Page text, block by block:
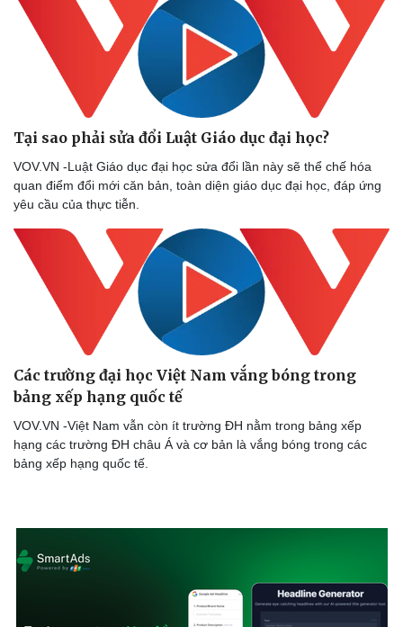
Sức khỏe
Dinh dưỡng - món ngon
Sản phụ khoa
Nam khoa
Làm đẹp - giảm cân
Phòng mạch online
Ăn sạch sống khỏe
Đời sống
Nhà đẹp
Blog
Tình yêu - Gia đình
Tại sao phải sửa đổi Luật Giáo dục đại học?
VOV.VN -Luật Giáo dục đại học sửa đổi lần này sẽ thể chế hóa
quan điểm đổi mới căn bản, toàn diện giáo dục đại học, đáp ứng
yêu cầu của thực tiễn.
Các trường đại học Việt Nam vắng bóng trong
bảng xếp hạng quốc tế
VOV.VN -Việt Nam vẫn còn ít trường ĐH nằm trong bảng xếp
hạng các trường ĐH châu Á và cơ bản là vắng bóng trong các
bảng xếp hạng quốc tế.